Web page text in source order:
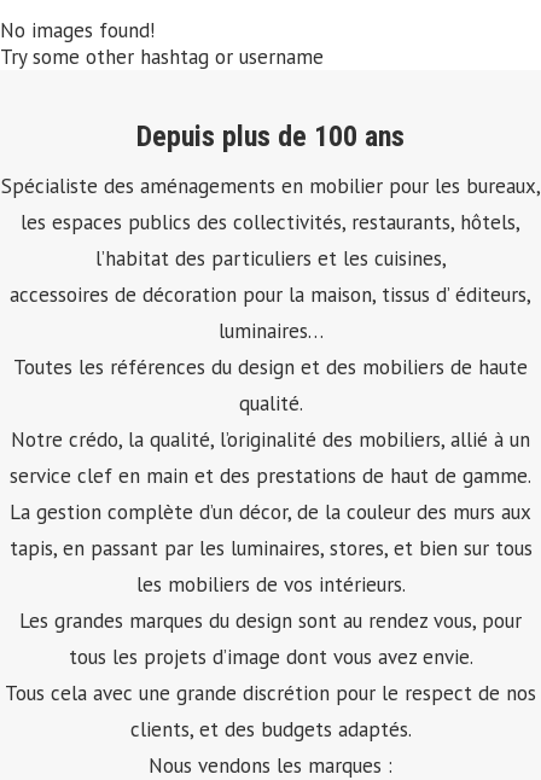
No images found!
Try some other hashtag or username
Depuis plus de 100 ans
Spécialiste des aménagements en mobilier pour les bureaux,
les espaces publics des collectivités, restaurants, hôtels,
l’habitat des particuliers et les cuisines,
accessoires de décoration pour la maison, tissus d’ éditeurs,
luminaires…
Toutes les références du design et des mobiliers de haute
qualité.
Notre crédo, la qualité, l’originalité des mobiliers, allié à un
service clef en main et des prestations de haut de gamme.
La gestion complète d’un décor, de la couleur des murs aux
tapis, en passant par les luminaires, stores, et bien sur tous
les mobiliers de vos intérieurs.
Les grandes marques du design sont au rendez vous, pour
tous les projets d’image dont vous avez envie.
Tous cela avec une grande discrétion pour le respect de nos
clients, et des budgets adaptés.
Nous vendons les marques :